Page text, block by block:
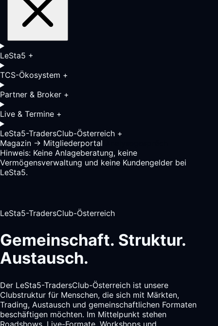
LeSta5 +
TCS-Ökosystem +
Partner & Broker +
Live & Termine +
LeSta5-TradersClub-Österreich +
Magazin → Mitgliederportal
Hinweis: Keine Anlageberatung, keine
Vermögensverwaltung und keine Kundengelder bei
LeSta5.
LeSta5-TradersClub-Österreich
Gemeinschaft. Struktur.
Austausch.
Der LeSta5-TradersClub-Österreich ist unsere
Clubstruktur für Menschen, die sich mit Märkten,
Trading, Austausch und gemeinschaftlichen Formaten
beschäftigen möchten. Im Mittelpunkt stehen